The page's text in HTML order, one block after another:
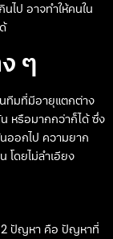
ไป อาจทำให้คนใน
ๆ
นทีมที่มีอายุแตกต่าง
หรือมากกว่าก็ได้ ซึ่ง
ออกไป ความยาก
โดยไม่ลำเอียง
2 ปัญหา คือ ปัญหาที่